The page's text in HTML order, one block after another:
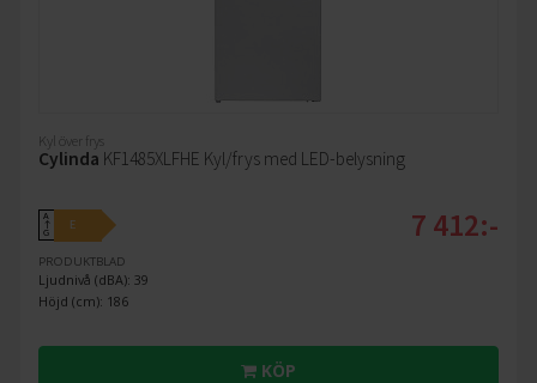
Kyl över frys
Cylinda KF1485XLFHE Kyl/frys med LED-belysning
A
↑
G
E
PRODUKTBLAD
Ljudnivå (dBA): 39
Höjd (cm): 186
7 412:-
KÖP